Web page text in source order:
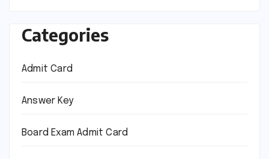
Categories
Admit Card
Answer Key
Board Exam Admit Card